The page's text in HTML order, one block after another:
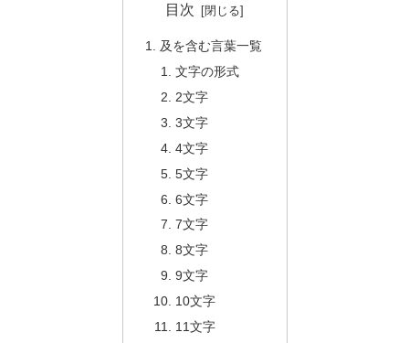
目次
及を含む言葉一覧
文字の形式
2文字
3文字
4文字
5文字
6文字
7文字
8文字
9文字
10文字
11文字